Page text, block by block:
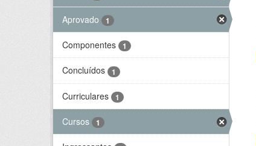
Aprovado 1
Componentes 1
Concluídos 1
Curriculares 1
Cursos 1